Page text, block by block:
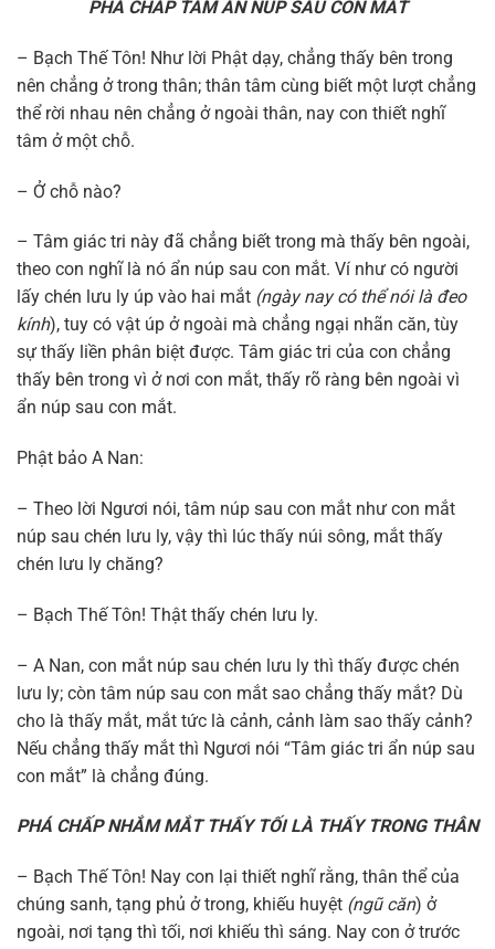
PHÁ CHẤP TÂM ẨN NÚP SAU CON MẮT
– Bạch Thế Tôn! Như lời Phật dạy, chẳng thấy bên trong
nên chẳng ở trong thân; thân tâm cùng biết một lượt chẳng
thể rời nhau nên chẳng ở ngoài thân, nay con thiết nghĩ
tâm ở một chỗ.
– Ở chỗ nào?
– Tâm giác tri này đã chẳng biết trong mà thấy bên ngoài,
theo con nghĩ là nó ẩn núp sau con mắt. Ví như có người
lấy chén lưu ly úp vào hai mắt (ngày nay có thể nói là đeo
kính), tuy có vật úp ở ngoài mà chẳng ngại nhãn căn, tùy
sự thấy liền phân biệt được. Tâm giác tri của con chẳng
thấy bên trong vì ở nơi con mắt, thấy rõ ràng bên ngoài vì
ẩn núp sau con mắt.
Phật bảo A Nan:
– Theo lời Ngươi nói, tâm núp sau con mắt như con mắt
núp sau chén lưu ly, vậy thì lúc thấy núi sông, mắt thấy
chén lưu ly chăng?
– Bạch Thế Tôn! Thật thấy chén lưu ly.
– A Nan, con mắt núp sau chén lưu ly thì thấy được chén
lưu ly; còn tâm núp sau con mắt sao chẳng thấy mắt? Dù
cho là thấy mắt, mắt tức là cảnh, cảnh làm sao thấy cảnh?
Nếu chẳng thấy mắt thì Ngươi nói “Tâm giác tri ẩn núp sau
con mắt” là chẳng đúng.
PHÁ CHẤP NHẮM MẮT THẤY TỐI LÀ THẤY TRONG THÂN
– Bạch Thế Tôn! Nay con lại thiết nghĩ rằng, thân thể của
chúng sanh, tạng phủ ở trong, khiếu huyệt (ngũ căn) ở
ngoài, nơi tạng thì tối, nơi khiếu thì sáng. Nay con ở trước